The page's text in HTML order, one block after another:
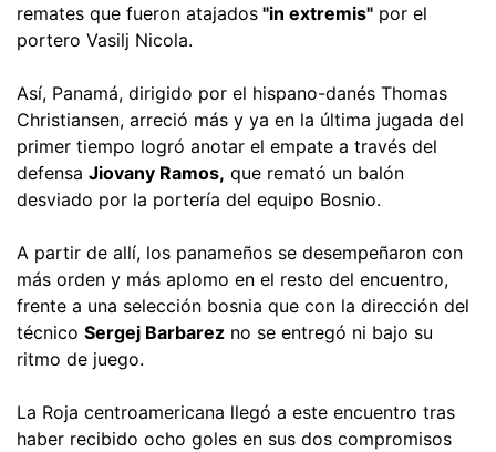
remates que fueron atajados "in extremis" por el
portero Vasilj Nicola.
Así, Panamá, dirigido por el hispano-danés Thomas
Christiansen, arreció más y ya en la última jugada del
primer tiempo logró anotar el empate a través del
defensa Jiovany Ramos, que remató un balón
desviado por la portería del equipo Bosnio.
A partir de allí, los panameños se desempeñaron con
más orden y más aplomo en el resto del encuentro,
frente a una selección bosnia que con la dirección del
técnico Sergej Barbarez no se entregó ni bajo su
ritmo de juego.
La Roja centroamericana llegó a este encuentro tras
haber recibido ocho goles en sus dos compromisos